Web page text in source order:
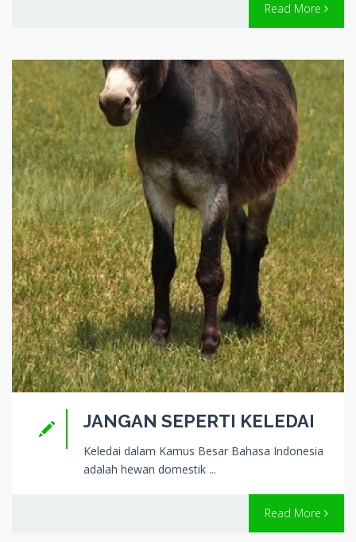
Read More
JANGAN SEPERTI KELEDAI
Keledai dalam Kamus Besar Bahasa Indonesia
adalah hewan domestik ...
Read More